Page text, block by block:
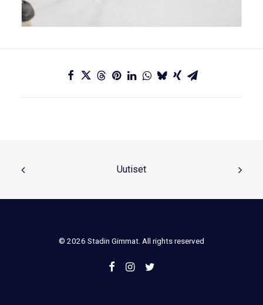
Uutiset
© 2026 Stadin Gimmat. All rights reserved